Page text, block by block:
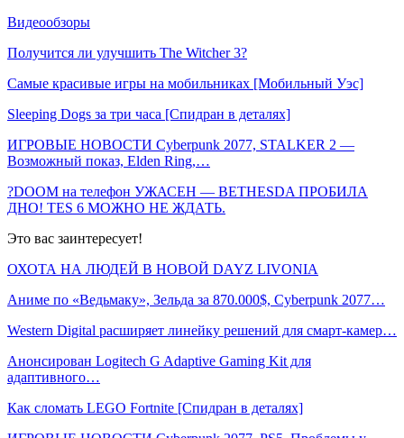
Видеообзоры
Получится ли улучшить The Witcher 3?
Самые красивые игры на мобильниках [Мобильный Уэс]
Sleeping Dogs за три часа [Спидран в деталях]
ИГРОВЫЕ НОВОСТИ Cyberpunk 2077, STALKER 2 —
Возможный показ, Elden Ring,…
?DOOM на телефон УЖАСЕН — BETHESDA ПРОБИЛА
ДНО! TES 6 МОЖНО НЕ ЖДАТЬ.
Это вас заинтересует!
ОХОТА НА ЛЮДЕЙ В НОВОЙ DAYZ LIVONIA
Аниме по «Ведьмаку», Зельда за 870.000$, Cyberpunk 2077…
Western Digital расширяет линейку решений для смарт-камер…
Анонсирован Logitech G Adaptive Gaming Kit для
адаптивного…
Как сломать LEGO Fortnite [Спидран в деталях]